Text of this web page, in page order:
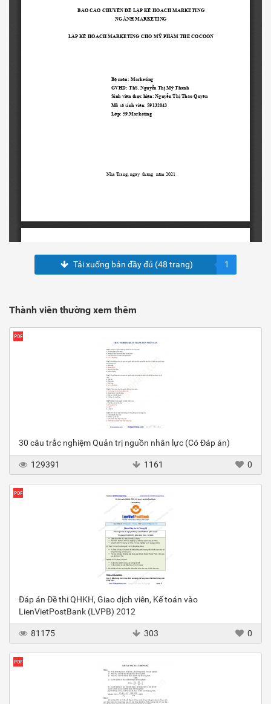
Tải xuống bản đầy đủ (48 trang) 1
Thành viên thường xem thêm
30 câu trắc nghiệm Quản trị nguồn nhân lực (Có Đáp án)
129391 1161 0
Đáp án Đề thi QHKH, Giao dịch viên, Kế toán vào
LienVietPostBank (LVPB) 2012
81175 303 0